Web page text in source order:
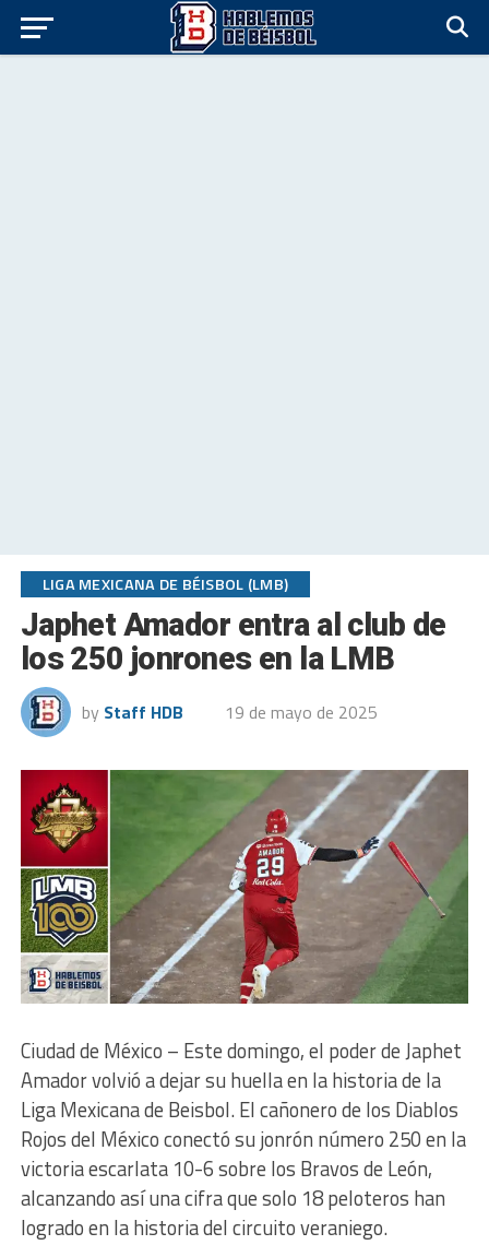
LIGA MEXICANA DE BÉISBOL (LMB)
Japhet Amador entra al club de
los 250 jonrones en la LMB
by Staff HDB 19 de mayo de 2025
Ciudad de México – Este domingo, el poder de Japhet
Amador volvió a dejar su huella en la historia de la
Liga Mexicana de Beisbol. El cañonero de los Diablos
Rojos del México conectó su jonrón número 250 en la
victoria escarlata 10-6 sobre los Bravos de León,
alcanzando así una cifra que solo 18 peloteros han
logrado en la historia del circuito veraniego.